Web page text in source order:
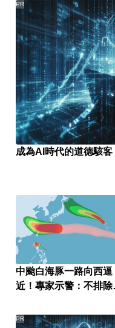
成為AI時代的道德駭
PR
中颱白海豚一路向西逼
近！專家示警：不排除
PR